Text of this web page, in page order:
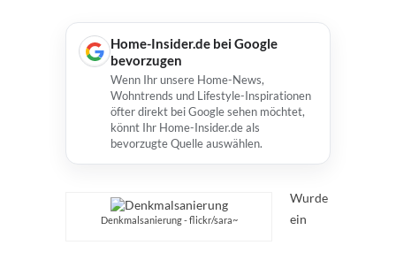
Home-Insider.de bei Google
bevorzugen
Wenn Ihr unsere Home-News,
Wohntrends und Lifestyle-Inspirationen
öfter direkt bei Google sehen möchtet,
könnt Ihr Home-Insider.de als
bevorzugte Quelle auswählen.
Denkmalsanierung - flickr/sara~
Wurde
ein